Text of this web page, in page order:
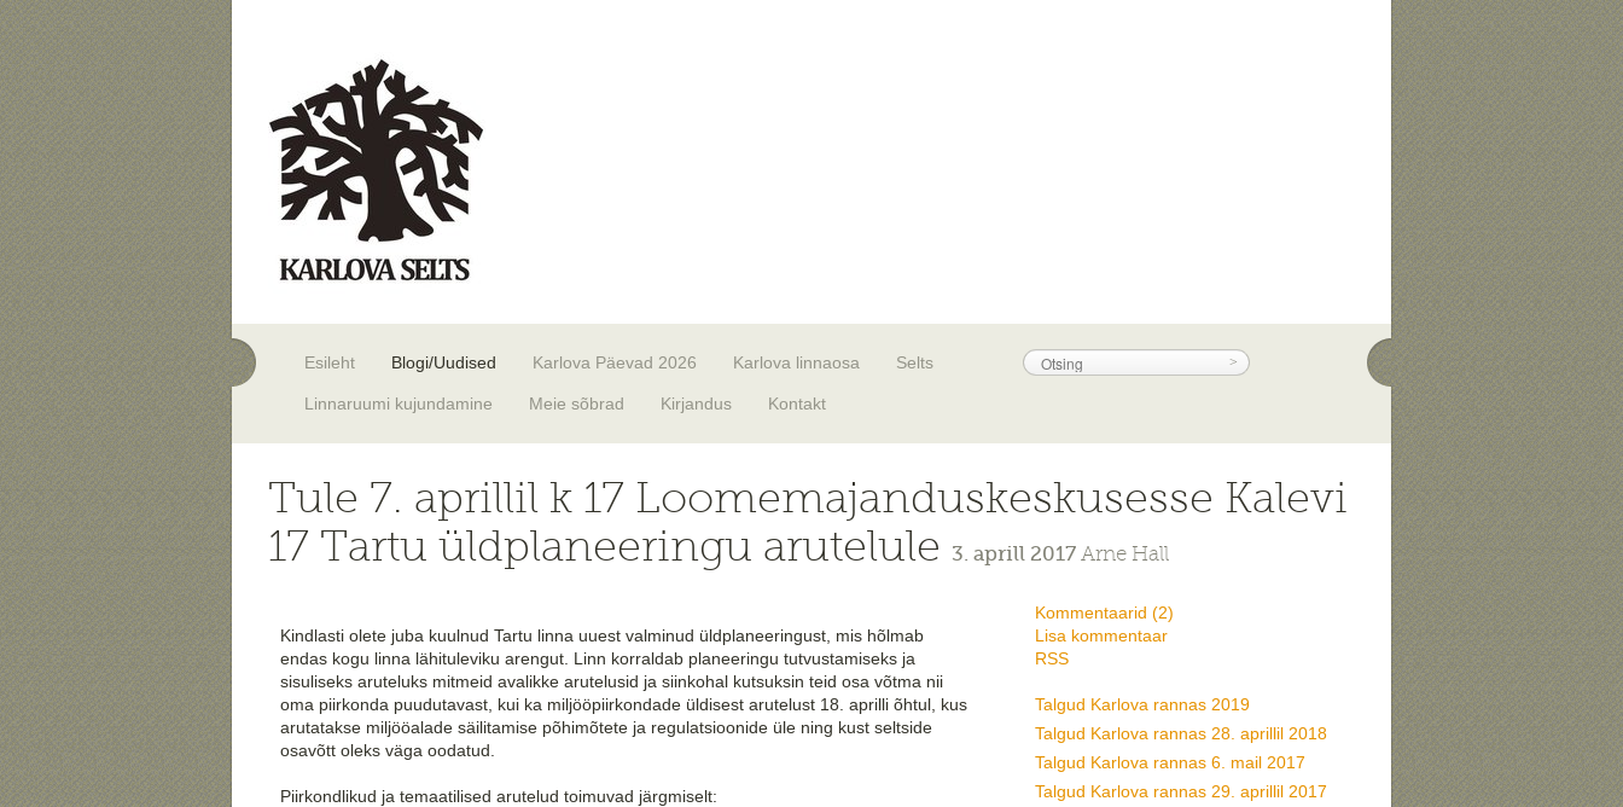
Esileht Blogi/Uudised Karlova Päevad 2026 Karlova linnaosa Selts
Linnaruumi kujundamine Meie sõbrad Kirjandus Kontakt
Tule 7. aprillil k 17 Loomemajanduskeskusesse Kalevi
17 Tartu üldplaneeringu arutelule 3. aprill 2017 Arne Hall
Kindlasti olete juba kuulnud Tartu linna uuest valminud üldplaneeringust, mis hõlmab
endas kogu linna lähituleviku arengut. Linn korraldab planeeringu tutvustamiseks ja
sisuliseks aruteluks mitmeid avalikke arutelusid ja siinkohal kutsuksin teid osa võtma nii
oma piirkonda puudutavast, kui ka miljööpiirkondade üldisest arutelust 18. aprilli õhtul, kus
arutatakse miljööalade säilitamise põhimõtete ja regulatsioonide üle ning kust seltside
osavõtt oleks väga oodatud.
Piirkondlikud ja temaatilised arutelud toimuvad järgmiselt:
Kommentaarid (2)
Lisa kommentaar
RSS
Talgud Karlova rannas 2019
Talgud Karlova rannas 28. aprillil 2018
Talgud Karlova rannas 6. mail 2017
Talgud Karlova rannas 29. aprillil 2017